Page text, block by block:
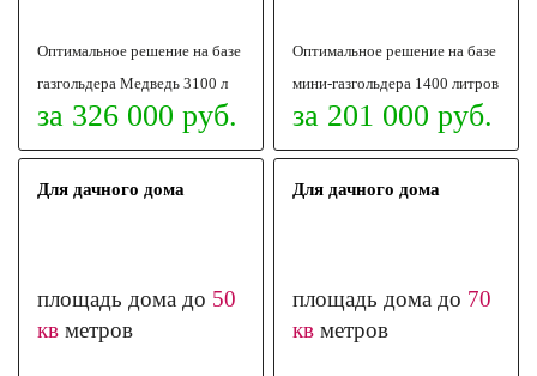
Оптимальное решение на базе
газгольдера Медведь 3100 л
за 326 000 руб.
Оптимальное решение на базе
мини-газгольдера 1400 литров
за 201 000 руб.
Для дачного дома
площадь дома до 50
кв метров
Для дачного дома
площадь дома до 70
кв метров